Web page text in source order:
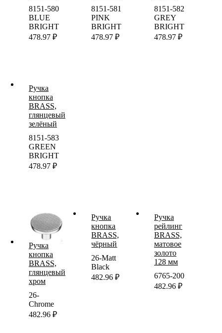
8151-580
BLUE
BRIGHT
478.97 ₽
8151-581
PINK
BRIGHT
478.97₽
8151-582
GREY
BRIGHT
478.97 ₽
Ручка
кнопка
BRASS,
глянцевый
зелёный
8151-583
GREEN
BRIGHT
478.97 ₽
Ручка
кнопка
BRASS,
глянцевый
хром
26-
Chrome
482.96 ₽
Ручка
кнопка
BRASS,
чёрный
26-Matt
Black
482.96₽
Ручка
рейлинг
BRASS,
матовое
золото
128 мм
6765-200
482.96 ₽